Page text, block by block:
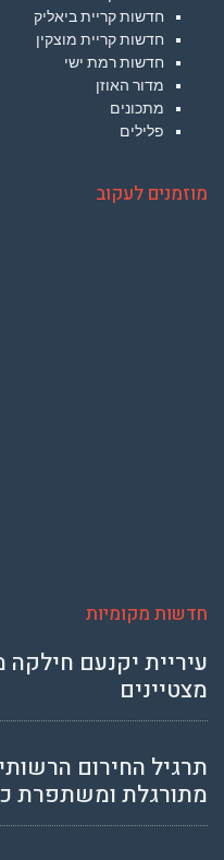
חדשות קריית ביאליק
חדשות קריית מוצקין
חדשות רמת ישי
מדור האוזן
מתכונים
פלילים
מוזמנים לעקוב
חדשות מקומיות
עיריית יקנעם
מצטיינים
תרגיל החירום
מתורגלת ומשתפרת